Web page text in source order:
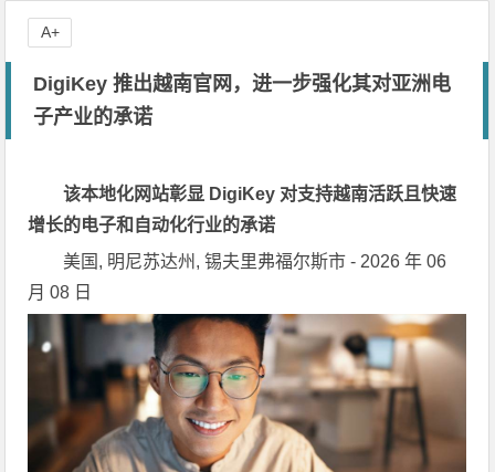
DigiKey 推出越南官网，进一步强化其对亚洲电
子产业的承诺
该本地化网站彰显 DigiKey 对支持越南活跃且快速
增长的电子和自动化行业的承诺
美国, 明尼苏达州, 锡夫里弗福尔斯市 - 2026 年 06
月 08 日
A+